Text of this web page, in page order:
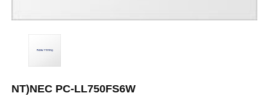
NT)NEC PC-LL750FS6W